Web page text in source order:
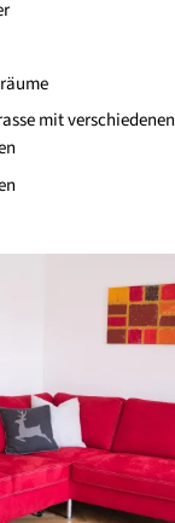
mit verschiedenen